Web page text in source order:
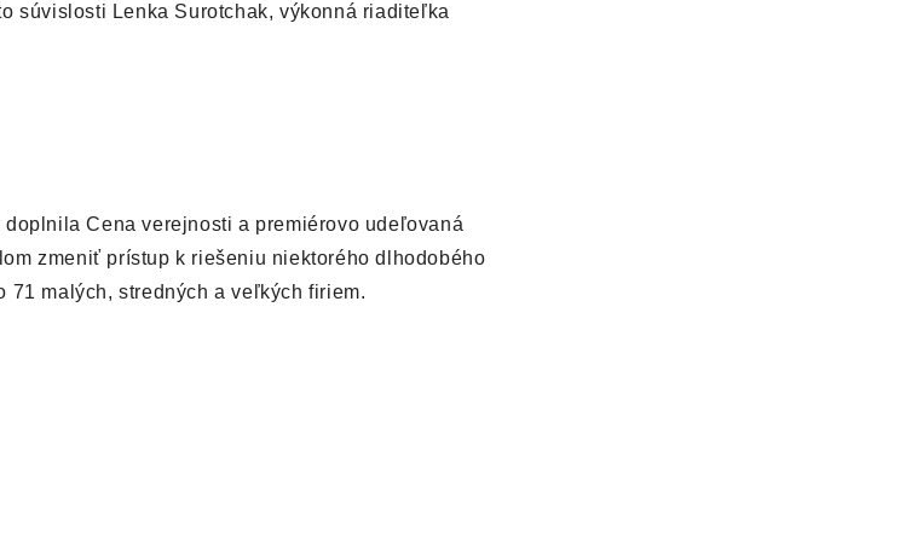
súvislosti Lenka Surotchak, výkonná riaditeľka
Cena verejnosti a premiérovo udeľovaná
zmeniť prístup k riešeniu niektorého dlhodobého
71 malých, stredných a veľkých firiem.